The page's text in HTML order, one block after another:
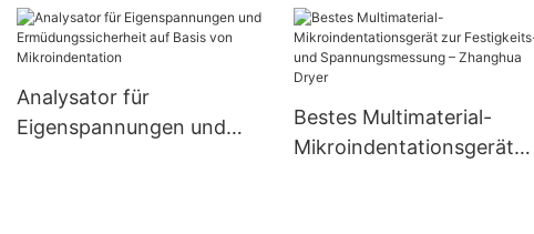
zur Bewertung
mechanischer
Eigenschaften – Zhanghua
Dryer
Analysator für
Eigenspannungen und
Bestes Multimaterial-
Mikroindentationsgerät